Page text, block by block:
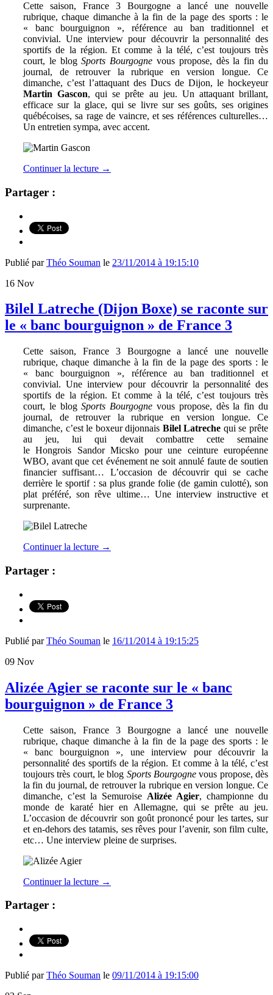
Cette saison, France 3 Bourgogne a lancé une nouvelle
rubrique, chaque dimanche à la fin de la page des sports : le
« banc bourguignon », référence au ban traditionnel et
convivial. Une interview pour découvrir la personnalité des
sportifs de la région. Et comme à la télé, c’est toujours très
court, le blogSports Bourgogne vous propose, dès la fin du
journal, de retrouver la rubrique en version longue. Ce
dimanche, c’est l’attaquant des Ducs de Dijon, le hockeyeur
Martin Gascon, qui se prête au jeu. Un attaquant brillant,
efficace sur la glace, qui se livre sur ses goûts, ses origines
québécoises, sa rage de vaincre, et ses références culturelles…
Un entretien sympa, avec accent.
Continuer la lecture →
Partager :
Publié parThéo Souman le 23/11/2014 à 19:15:10
16 Nov
Bilel Latreche (Dijon Boxe) se raconte sur
le « banc bourguignon » de France 3
Cette saison, France 3 Bourgogne a lancé une nouvelle
rubrique, chaque dimanche à la fin de la page des sports : le
« banc bourguignon », référence au ban traditionnel et
convivial. Une interview pour découvrir la personnalité des
sportifs de la région. Et comme à la télé, c’est toujours très
court, le blogSports Bourgogne vous propose, dès la fin du
journal, de retrouver la rubrique en version longue. Ce
dimanche, c’est le boxeur dijonnais Bilel Latreche qui se prête
au jeu, lui qui devait combattre cette semaine
le Hongrois Sandor Micsko pour une ceinture européenne
WBO, avant que cet événement ne soit annulé faute de soutien
financier suffisant… L’occasion de découvrir qui se cache
derrière le sportif : sa plus grande folie (de gamin culotté), son
plat préféré, son rêve ultime… Une interview instructive et
surprenante.
Continuer la lecture →
Partager :
Publié parThéo Souman le 16/11/2014 à 19:15:25
09 Nov
Alizée Agier se raconte sur le « banc
bourguignon » de France 3
Cette saison, France 3 Bourgogne a lancé une nouvelle
rubrique, chaque dimanche à la fin de la page des sports : le
« banc bourguignon », une interview pour découvrir la
personnalité des sportifs de la région. Et comme à la télé, c’est
toujours très court, le blog Sports Bourgogne vous propose, dès
la fin du journal, de retrouver la rubrique en version longue. Ce
dimanche, c’est la Semuroise Alizée Agier, championne du
monde de karaté hier en Allemagne, qui se prête au jeu.
L’occasion de découvrir son goût prononcé pour les tartes, sur
et en-dehors des tatamis, ses rêves pour l’avenir, son film culte,
etc… Une interview pleine de surprises.
Continuer la lecture →
Partager :
Publié parThéo Souman le 09/11/2014 à 19:15:00